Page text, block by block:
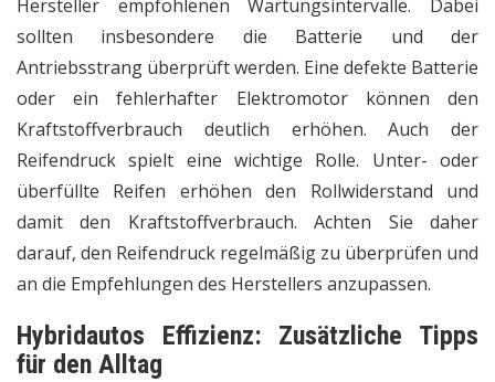
Hersteller empfohlenen Wartungsintervalle. Dabei
sollten insbesondere die Batterie und der
Antriebsstrang überprüft werden. Eine defekte Batterie
oder ein fehlerhafter Elektromotor können den
Kraftstoffverbrauch deutlich erhöhen. Auch der
Reifendruck spielt eine wichtige Rolle. Unter- oder
überfüllte Reifen erhöhen den Rollwiderstand und
damit den Kraftstoffverbrauch. Achten Sie daher
darauf, den Reifendruck regelmäßig zu überprüfen und
an die Empfehlungen des Herstellers anzupassen.
Hybridautos Effizienz: Zusätzliche Tipps
für den Alltag